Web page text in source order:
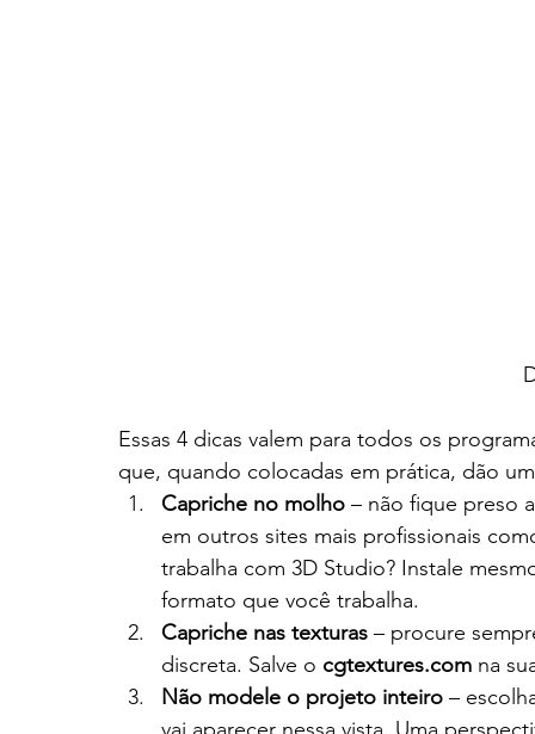
Essas 4 dicas valem para todos os
que, quando colocadas em prática, dão
Capriche no molho – não fique preso
em outros sites mais profissionais
trabalha com 3D Studio? Instale
formato que você trabalha.
Capriche nas texturas – procure
discreta. Salve o cgtextures.com na
Não modele o projeto inteiro –